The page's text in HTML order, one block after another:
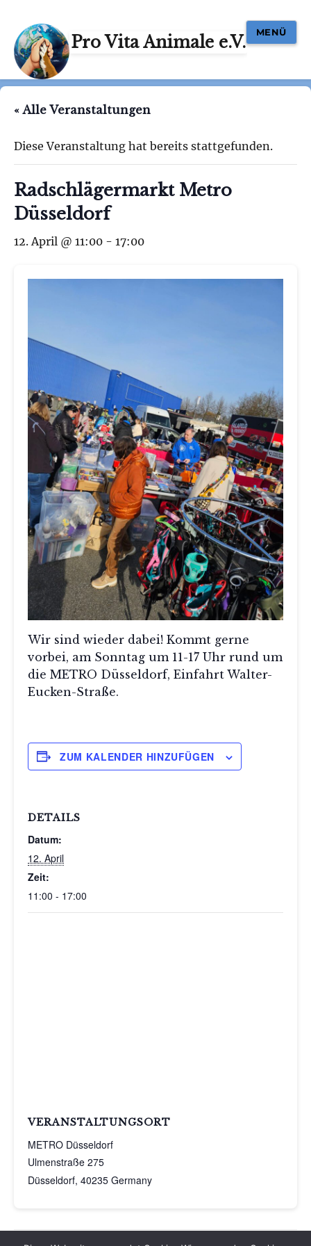
Pro Vita Animale e.V.
MENÜ
« Alle Veranstaltungen
Diese Veranstaltung hat bereits stattgefunden.
Radschlägermarkt Metro
Düsseldorf
12. April @ 11:00 - 17:00
Wir sind wieder dabei! Kommt gerne
vorbei, am Sonntag um 11-17 Uhr rund um
die METRO Düsseldorf, Einfahrt Walter-
Eucken-Straße.
ZUM KALENDER HINZUFÜGEN
DETAILS
Datum:
12. April
Zeit:
11:00 - 17:00
VERANSTALTUNGSORT
METRO Düsseldorf
Ulmenstraße 275
Düsseldorf, 40235 Germany